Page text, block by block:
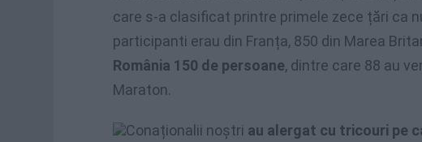
care s-a clasificat printre primele zece țări ca
participanti erau din Franța, 850 din Marea
România 150 de persoane, dintre care 88 au
Maraton.
Conaționalii noștri au alergat cu tricouri pe